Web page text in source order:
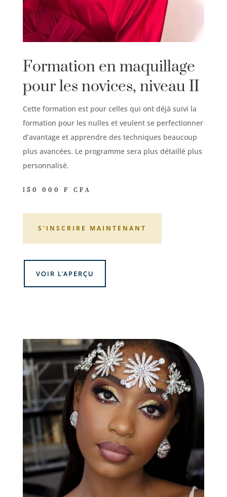
Formation en maquillage
pour les novices, niveau II
Cette formation est pour celles qui ont déjà suivi la
formation pour les nulles et veulent se perfectionner
d’avantage et apprendre des techniques beaucoup
plus avancées. Le programme sera plus détaillé plus
personnalisé.
150 000 F CFA
S'INSCRIRE MAINTENANT
VOIR L'APERÇU